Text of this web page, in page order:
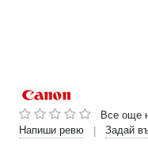
Все още
Напиши ревю
| Задай